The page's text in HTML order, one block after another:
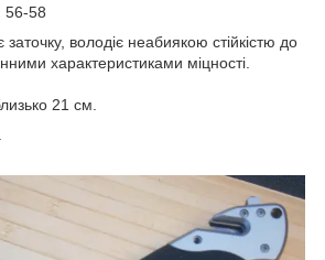
56-58
володіє неабиякою стійкістю до
характеристиками міцності.
21 см.